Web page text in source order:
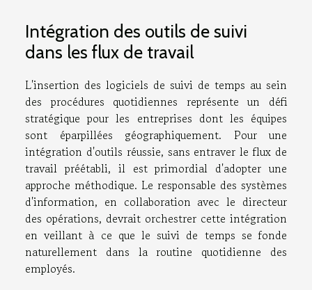
Intégration des outils de suivi
dans les flux de travail
L'insertion des logiciels de suivi de temps au sein
des procédures quotidiennes représente un défi
stratégique pour les entreprises dont les équipes
sont éparpillées géographiquement. Pour une
intégration d'outils réussie, sans entraver le flux de
travail préétabli, il est primordial d'adopter une
approche méthodique. Le responsable des systèmes
d'information, en collaboration avec le directeur
des opérations, devrait orchestrer cette intégration
en veillant à ce que le suivi de temps se fonde
naturellement dans la routine quotidienne des
employés.